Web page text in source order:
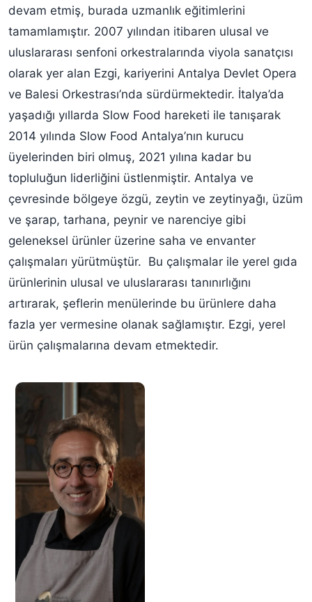
devam etmiş, burada uzmanlık eğitimlerini
tamamlamıştır. 2007 yılından itibaren ulusal ve
uluslararası senfoni orkestralarında viyola sanatçısı
olarak yer alan Ezgi, kariyerini Antalya Devlet Opera
ve Balesi Orkestrası’nda sürdürmektedir. İtalya’da
yaşadığı yıllarda Slow Food hareketi ile tanışarak
2014 yılında Slow Food Antalya’nın kurucu
üyelerinden biri olmuş, 2021 yılına kadar bu
topluluğun liderliğini üstlenmiştir. Antalya ve
çevresinde bölgeye özgü, zeytin ve zeytinyağı, üzüm
ve şarap, tarhana, peynir ve narenciye gibi
geleneksel ürünler üzerine saha ve envanter
çalışmaları yürütmüştür. Bu çalışmalar ile yerel gıda
ürünlerinin ulusal ve uluslararası tanınırlığını
artırarak, şeflerin menülerinde bu ürünlere daha
fazla yer vermesine olanak sağlamıştır. Ezgi, yerel
ürün çalışmalarına devam etmektedir.